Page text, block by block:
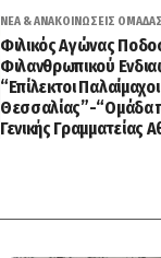
ΝΈΑ & ΑΝΑΚΟΙΝΏΣΕΙΣ ΟΜΆΔΑΣ
Φιλικός Αγώνας
Φιλανθρωπικού
“Επίλεκτοι Παλαίμαχοι
Θεσσαλίας”-“Ομάδα
Γενικής Γραμματείας